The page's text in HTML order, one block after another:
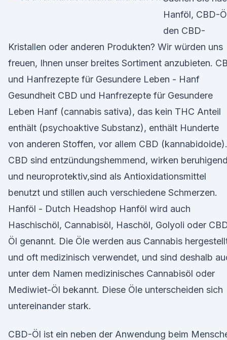
Hanföl, CBD-
den CBD-
Kristallen oder anderen Produkten? Wir würden uns
freuen, Ihnen unser breites Sortiment anzubieten.
und Hanfrezepte für Gesundere Leben - Hanf
Gesundheit CBD und Hanfrezepte für Gesundere
Leben Hanf (cannabis sativa), das kein THC Anteil
enthält (psychoaktive Substanz), enthält Hunderte
von anderen Stoffen, vor allem CBD (kannabidoide).
CBD sind entzündungshemmend, wirken beruhigend
und neuroprotektiv,sind als Antioxidationsmittel
benutzt und stillen auch verschiedene Schmerzen.
Hanföl - Dutch Headshop Hanföl wird auch
Haschischöl, Cannabisöl, Haschöl, Golyoli oder
Öl genannt. Die Öle werden aus Cannabis
und oft medizinisch verwendet, und sind deshalb
unter dem Namen medizinisches Cannabisöl oder
Mediwiet-Öl bekannt. Diese Öle unterscheiden sich
untereinander stark.
CBD-Öl ist ein neben der Anwendung beim